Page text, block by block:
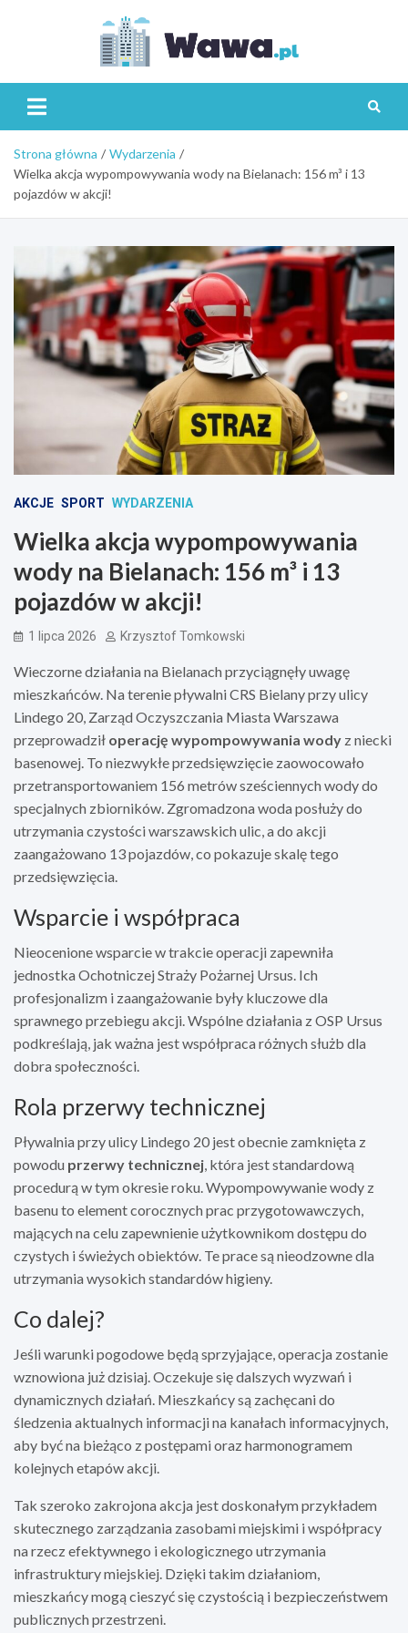
Strona główna
Wydarzenia
Wielka akcja wypompowywania wody na Bielanach: 156 m³ i 13
pojazdów w akcji!
AKCJE SPORT WYDARZENIA
Wielka akcja wypompowywania
wody na Bielanach: 156 m³ i 13
pojazdów w akcji!
1 lipca 2026 Krzysztof Tomkowski
Wieczorne działania na Bielanach przyciągnęły uwagę
mieszkańców. Na terenie pływalni CRS Bielany przy ulicy
Lindego 20, Zarząd Oczyszczania Miasta Warszawa
przeprowadził operację wypompowywania wody z niecki
basenowej. To niezwykłe przedsięwzięcie zaowocowało
przetransportowaniem 156 metrów sześciennych wody do
specjalnych zbiorników. Zgromadzona woda posłuży do
utrzymania czystości warszawskich ulic, a do akcji
zaangażowano 13 pojazdów, co pokazuje skalę tego
przedsięwzięcia.
Wsparcie i współpraca
Nieocenione wsparcie w trakcie operacji zapewniła
jednostka Ochotniczej Straży Pożarnej Ursus. Ich
profesjonalizm i zaangażowanie były kluczowe dla
sprawnego przebiegu akcji. Wspólne działania z OSP Ursus
podkreślają, jak ważna jest współpraca różnych służb dla
dobra społeczności.
Rola przerwy technicznej
Pływalnia przy ulicy Lindego 20 jest obecnie zamknięta z
powodu przerwy technicznej, która jest standardową
procedurą w tym okresie roku. Wypompowywanie wody z
basenu to element corocznych prac przygotowawczych,
mających na celu zapewnienie użytkownikom dostępu do
czystych i świeżych obiektów. Te prace są nieodzowne dla
utrzymania wysokich standardów higieny.
Co dalej?
Jeśli warunki pogodowe będą sprzyjające, operacja zostanie
wznowiona już dzisiaj. Oczekuje się dalszych wyzwań i
dynamicznych działań. Mieszkańcy są zachęcani do
śledzenia aktualnych informacji na kanałach informacyjnych,
aby być na bieżąco z postępami oraz harmonogramem
kolejnych etapów akcji.
Tak szeroko zakrojona akcja jest doskonałym przykładem
skutecznego zarządzania zasobami miejskimi i współpracy
na rzecz efektywnego i ekologicznego utrzymania
infrastruktury miejskiej. Dzięki takim działaniom,
mieszkańcy mogą cieszyć się czystością i bezpieczeństwem
publicznych przestrzeni.